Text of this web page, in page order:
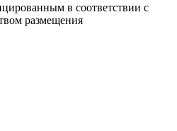
в соответствии с
размещения